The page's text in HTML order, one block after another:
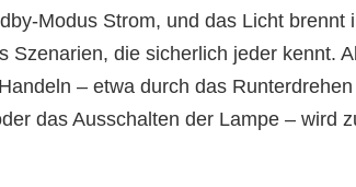
Modus Strom, und das Licht brennt
Szenarien, die sicherlich jeder kennt.
– etwa durch das
das Ausschalten der Lampe – wird